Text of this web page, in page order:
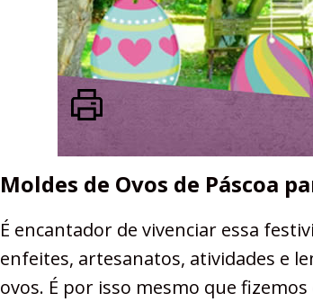
Moldes de Ovos de Páscoa
É encantador de vivenciar essa
enfeites, artesanatos, atividades e
ovos. É por isso mesmo que